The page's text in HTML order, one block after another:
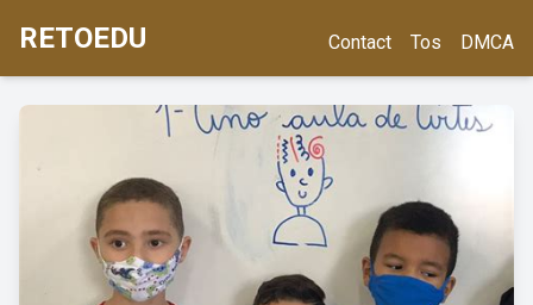
RETOEDU Contact Tos DMCA